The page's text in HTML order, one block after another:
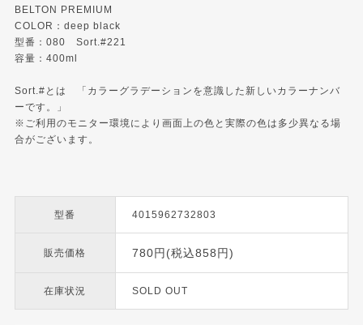
BELTON PREMIUM
COLOR：deep black
型番：080 Sort.#221
容量：400ml
Sort.#とは 「カラーグラデーションを意識した新しいカラーナンバ
ーです。」
※ご利用のモニター環境により画面上の色と実際の色は多少異なる場
合がございます。
型番 4015962732803
販売価格 780円(税込858円)
在庫状況 SOLD OUT